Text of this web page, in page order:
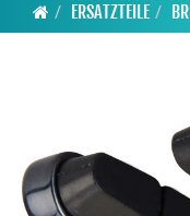
ERSATZTEILE